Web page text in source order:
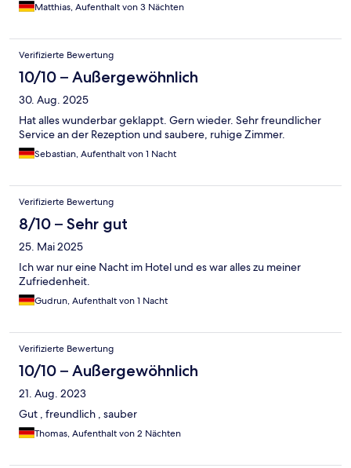
Matthias, Aufenthalt von 3 Nächten
Verifizierte Bewertung
10/10 – Außergewöhnlich
30. Aug. 2025
Hat alles wunderbar geklappt. Gern wieder. Sehr freundlicher
Service an der Rezeption und saubere, ruhige Zimmer.
Sebastian, Aufenthalt von 1 Nacht
Verifizierte Bewertung
8/10 – Sehr gut
25. Mai 2025
Ich war nur eine Nacht im Hotel und es war alles zu meiner
Zufriedenheit.
Gudrun, Aufenthalt von 1 Nacht
Verifizierte Bewertung
10/10 – Außergewöhnlich
21. Aug. 2023
Gut , freundlich , sauber
Thomas, Aufenthalt von 2 Nächten